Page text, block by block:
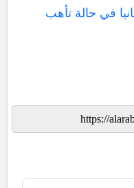
في حالة تأهب